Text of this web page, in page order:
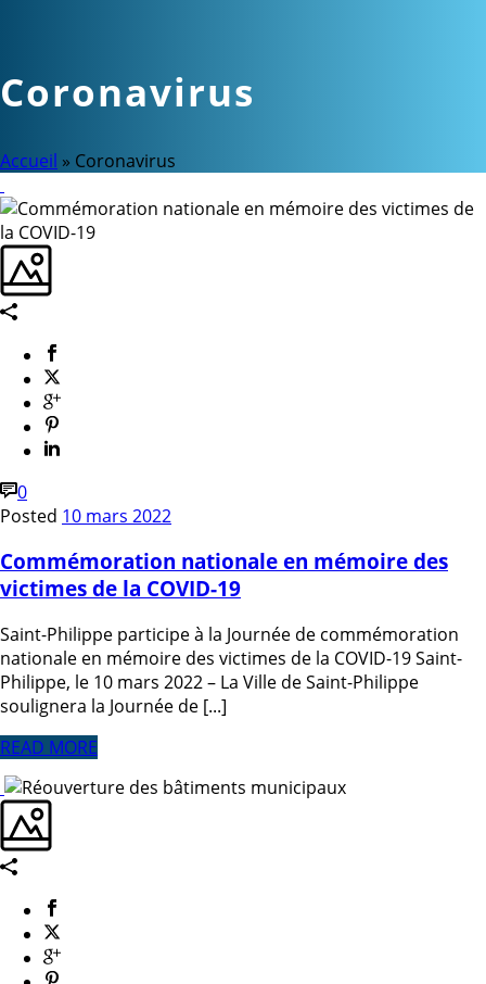
Coronavirus
Accueil » Coronavirus
0
Posted 10 mars 2022
Commémoration nationale en mémoire des
victimes de la COVID-19
Saint-Philippe participe à la Journée de commémoration
nationale en mémoire des victimes de la COVID-19 Saint-
Philippe, le 10 mars 2022 – La Ville de Saint-Philippe
soulignera la Journée de [...]
READ MORE